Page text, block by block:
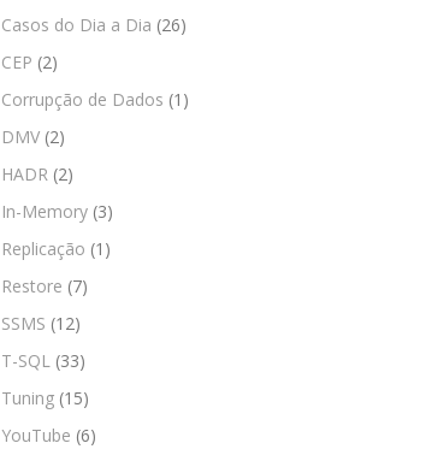
Casos do Dia a Dia (26)
CEP (2)
Corrupção de Dados (1)
DMV (2)
HADR (2)
In-Memory (3)
Replicação (1)
Restore (7)
SSMS (12)
T-SQL (33)
Tuning (15)
YouTube (6)